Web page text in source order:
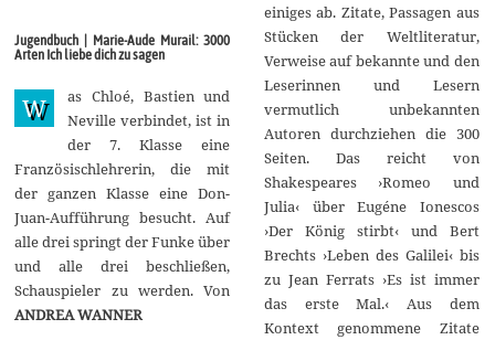
u
g
u
s
t
2
0
1
Jugendbuch | Marie-Aude Murail: 3000
Arten Ich liebe dich zu sagen
W
as Chloé, Bastien und
Neville verbindet, ist in
der 7. Klasse eine
Französischlehrerin, die mit
der ganzen Klasse eine Don-
Juan-Aufführung besucht. Auf
alle drei springt der Funke über
und alle drei beschließen,
Schauspieler zu werden. Von
ANDREA WANNER
einiges ab. Zitate, Passagen aus
Stücken der Weltliteratur,
Verweise auf bekannte und den
Leserinnen und Lesern
vermutlich unbekannten
Autoren durchziehen die 300
Seiten. Das reicht von
Shakespeares ›Romeo und
Julia‹ über Eugéne Ionescos
›Der König stirbt‹ und Bert
Brechts ›Leben des Galilei‹ bis
zu Jean Ferrats ›Es ist immer
das erste Mal.‹ Aus dem
Kontext genommene Zitate